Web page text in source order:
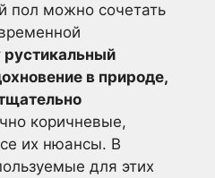
пол можно сочетать
рустикальный
в природе,
коричневые,
их нюансы. В
для этих